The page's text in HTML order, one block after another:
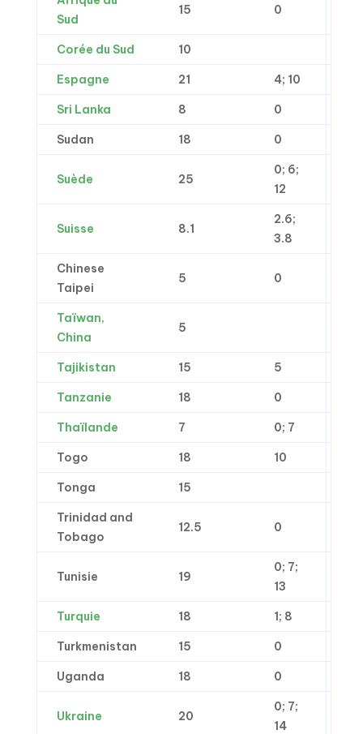
Sud
15 0
Corée du Sud 10
Espagne 21 4; 10
Sri Lanka 8 0
Sudan 18 0
Suède 25
0; 6;
12
Suisse 8.1
2.6;
3.8
Chinese
Taipei
5 0
Taïwan,
China
5
Tajikistan 15 5
Tanzanie 18 0
Thaïlande 7 0; 7
Togo 18 10
Tonga 15
Trinidad and
Tobago
12.5 0
Tunisie 19
0; 7;
13
Turquie 18 1; 8
Turkmenistan 15 0
Uganda 18 0
Ukraine 20
0; 7;
14